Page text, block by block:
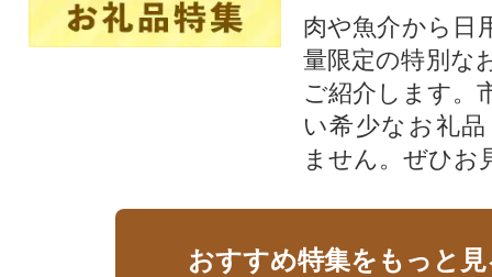
肉や魚介から日
量限定の特別な
ご紹介します。
い希少なお礼
ません。ぜひお
おすすめ特集をもっと